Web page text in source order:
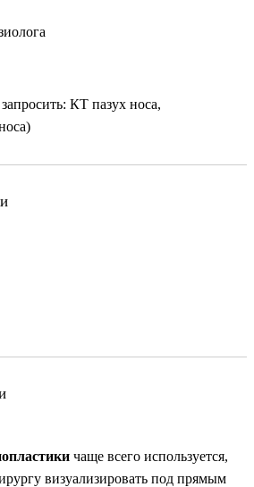
КТ пазух носа,
чаще всего используется,
визуализировать под прямым